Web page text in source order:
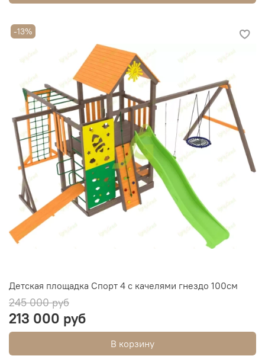
-13%
Детская площадка Спорт 4 с качелями гнездо 100см
245 000 руб
213 000 руб
В корзину